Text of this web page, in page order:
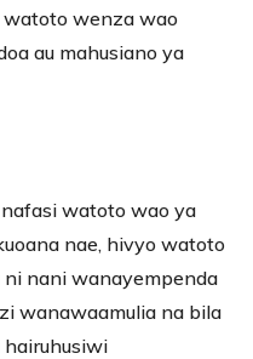
wenza wao
au mahusiano ya
watoto wao ya
nae, hivyo watoto
nani wanayempenda
wanawaamulia na bila